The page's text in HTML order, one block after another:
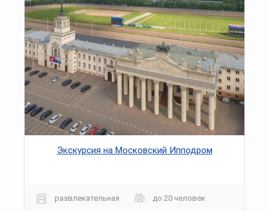
Экскурсия на Московский Ипподром
развлекательная
до 20 человек